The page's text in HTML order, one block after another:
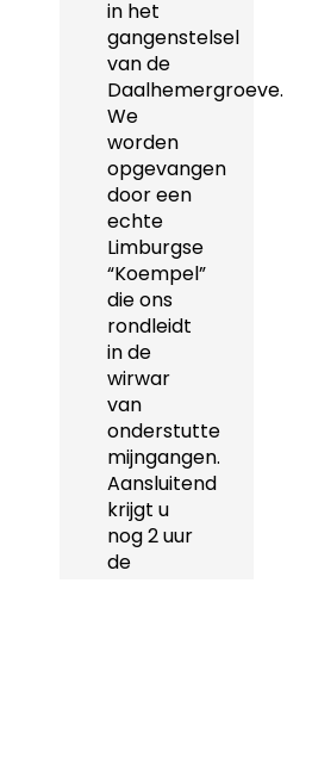
in het
gangenstelsel
van de
Daalhemergroeve.
We
worden
opgevangen
door een
echte
Limburgse
“Koempel”
die ons
rondleidt
in de
wirwar
van
onderstutte
mijngangen.
Aansluitend
krijgt u
nog 2 uur
de